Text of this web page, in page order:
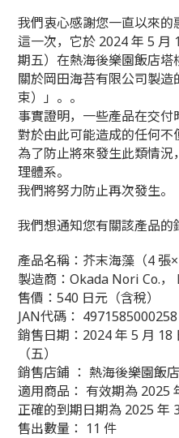
我們衷心感謝您一直以來的
這一次，它於 2024 年 5 月
期五）在熱海後樂園飯店塔
關於岡田海苔有限公司製
束）」。。
事實證明，一些產品在交付
對於由此可能造成的任何不
為了防止將來發生此類情
理體系。
我們將努力防止再次發生。
我們想通知您有關該產品的
產品名稱：芥末海藻（4 張
製造商：Okada Nori Co.，
售價：540 日元（含稅）
JAN代碼： 4971585000258
銷售日期：2024 年 5 月 18
（五）
銷售店鋪 ： 熱海後樂園飯
適用商品： 有效期為 2025
正確的到期日期為 2025 年 3
售出數量： 11 件